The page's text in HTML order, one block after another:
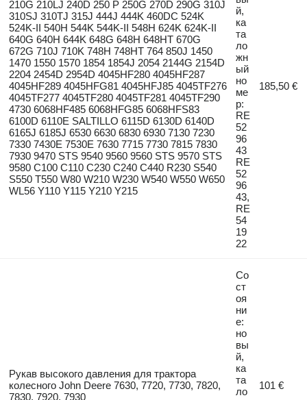
210G 210LJ 240D 250 P 250G 270D 290G 310J
310SJ 310TJ 315J 444J 444K 460DC 524K
524K-II 540H 544K 544K-II 548H 624K 624K-II
640G 640H 644K 648G 648H 648HT 670G
672G 710J 710K 748H 748HT 764 850J 1450
1470 1550 1570 1854 1854J 2054 2144G 2154D
2204 2454D 2954D 4045HF280 4045HF287
4045HF289 4045HFG81 4045HFJ85 4045TF276
4045TF277 4045TF280 4045TF281 4045TF290
4730 6068HF485 6068HFG85 6068HFS83
6100D 6110E SALTILLO 6115D 6130D 6140D
6165J 6185J 6530 6630 6830 6930 7130 7230
7330 7430E 7530E 7630 7715 7730 7815 7830
7930 9470 STS 9540 9560 9560 STS 9570 STS
9580 C100 C110 C230 C240 C440 R230 S540
S550 T550 W80 W210 W230 W540 W550 W650
WL56 Y110 Y115 Y210 Y215
й,
ка
та
ло
жн
ый
но
ме
р:
RE
52
96
43
RE
52
96
43,
RE
54
19
22
185,50 €
Рукав высокого давления для трактора
колесного John Deere 7630, 7720, 7730, 7820,
7830, 7920, 7930
Со
ст
оя
ни
е:
но
вы
й,
ка
та
ло
101 €